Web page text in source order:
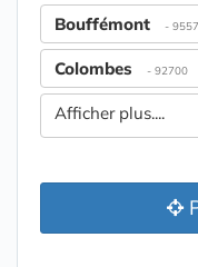
Bouffémont -
Colombes - 92700
Afficher plus....